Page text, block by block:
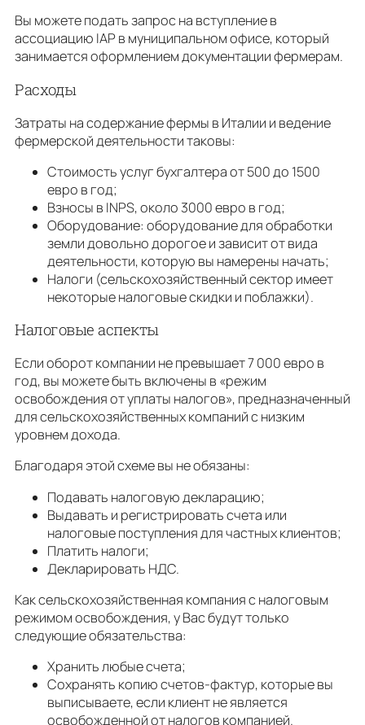
Вы можете подать запрос на вступление в
ассоциацию IAP в муниципальном офисе, который
занимается оформлением документации фермерам.
Расходы
Затраты на содержание фермы в Италии и ведение
фермерской деятельности таковы:
Стоимость услуг бухгалтера от 500 до 1500
евро в год;
Взносы в INPS, около 3000 евро в год;
Оборудование: оборудование для обработки
земли довольно дорогое и зависит от вида
деятельности, которую вы намерены начать;
Налоги (сельскохозяйственный сектор имеет
некоторые налоговые скидки и поблажки).
Налоговые аспекты
Если оборот компании не превышает 7 000 евро в
год, вы можете быть включены в «режим
освобождения от уплаты налогов», предназначенный
для сельскохозяйственных компаний с низким
уровнем дохода.
Благодаря этой схеме вы не обязаны:
Подавать налоговую декларацию;
Выдавать и регистрировать счета или
налоговые поступления для частных клиентов;
Платить налоги;
Декларировать НДС.
Как сельскохозяйственная компания с налоговым
режимом освобождения, у Вас будут только
следующие обязательства:
Хранить любые счета;
Сохранять копию счетов-фактур, которые вы
выписываете, если клиент не является
освобожденной от налогов компанией.